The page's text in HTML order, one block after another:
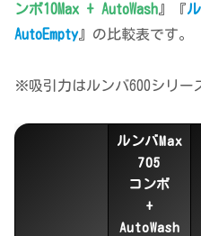
ンボ10Max + AutoWash 』『
AutoEmpty』の比較表です。
※吸引力はルンバ600シリー
ルンバMax
705
コンボ
+
AutoWash